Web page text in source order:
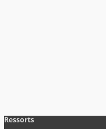
Ressorts